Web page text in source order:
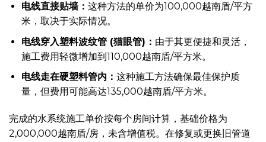
电线直接贴墙： 这种方法的单价为100,000越南盾/平方
米，取决于实际情况。
电线穿入塑料波纹管 (猫眼管)： 由于其更便捷和灵活，
施工费用轻微增加到110,000越南盾/平方米。
电线走在硬塑料管内： 这种施工方法确保最佳保护质
量，但费用可能高达135,000越南盾/平方米。
完成的水系统施工单价按每个房间计算，基础价格为
2,000,000越南盾/房，未含增值税。在修复或更换旧管道